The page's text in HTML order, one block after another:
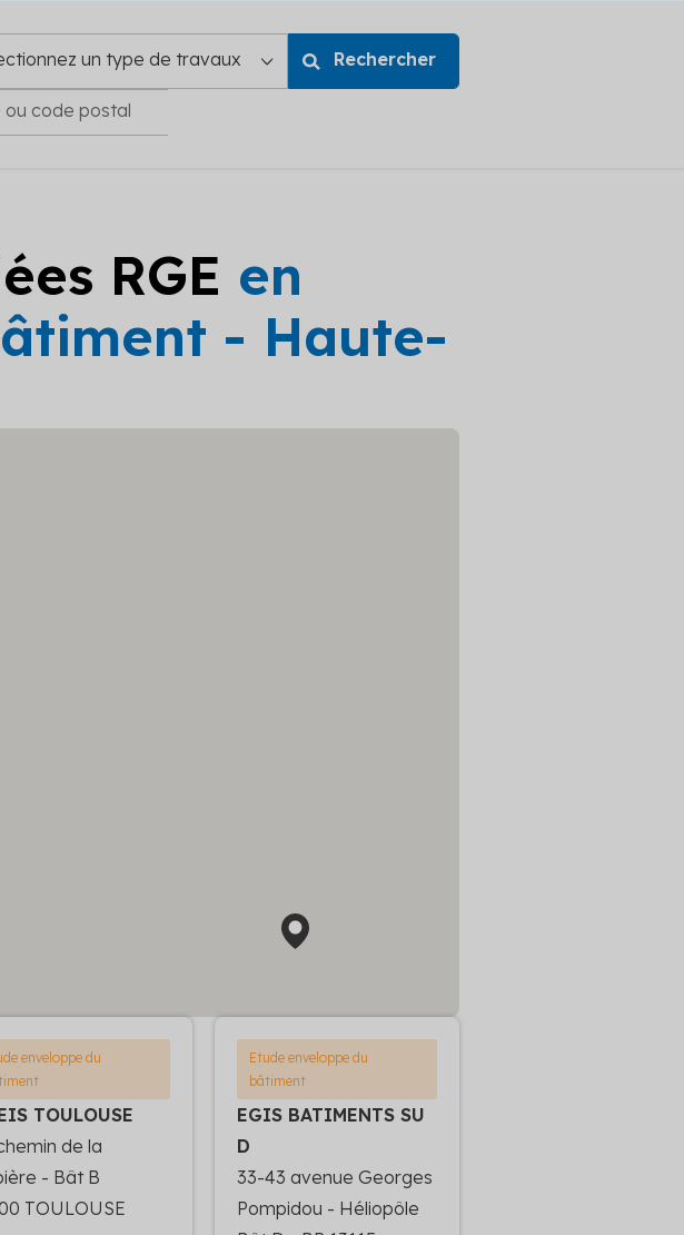
RGE en
- Haute-
enveloppe du
TOULOUSE
de la
- Bât B
TOULOUSE
Etude enveloppe du
bâtiment
EGIS BATIMENTS SU
D
33-43 avenue Georges
Pompidou - Héliopôle